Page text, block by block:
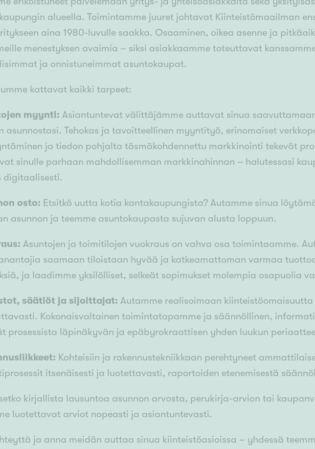
alueella. Toimintamme juuret johtavat Kiinteistömaailman
aina 1980-luvulle saakka. Osaaminen, oikea asenne ja
menestyksen avaimia – siksi asiakkaamme toteuttavat
ja onnistuneimmat asuntokaupat.
kattavat kaikki tarpeet:
myynti: Asiantuntevat välittäjämme auttavat sinua
asunnostasi. Tehokas ja tavoitteellinen myyntityö, erinomaiset
ja tiedon pohjalta täsmäkohdennettu markkinointi tekevät
sinulle parhaan mahdollisemman markkinahinnan – halutessasi
digitaalisesti.
osto: Etsitkö uutta kotia kantakaupungista? Autamme sinua
asunnon ja teemme asuntokaupasta sujuvan alusta loppuun.
Asuntojen ja toimitilojen vuokraus on vahva osa toimintaamme.
saamaan tiloistaan hyvää ja katkeamattoman varmaa
ja laadimme yksilölliset, selkeät sopimukset molempia osapuolia
säätiöt ja sijoittajat: Autamme realisoimaan
Kokonaisvaltainen toimintatapamme ja säännöllinen,
prosessista läpinäkyvän ja epäbyrokraattisen yhden luukun
Kohteisiin ja rakennustekniikkaan perehtyneet
itsenäisesti ja luotettavasti, raportoiden etenemisestä
kirjallista lausuntoa asunnon arvosta, perukirja-arvion tai
luotettavat arviot nopeasti ja asiantuntevasti.
ja anna meidän auttaa sinua kiinteistöasioissa – yhdessä